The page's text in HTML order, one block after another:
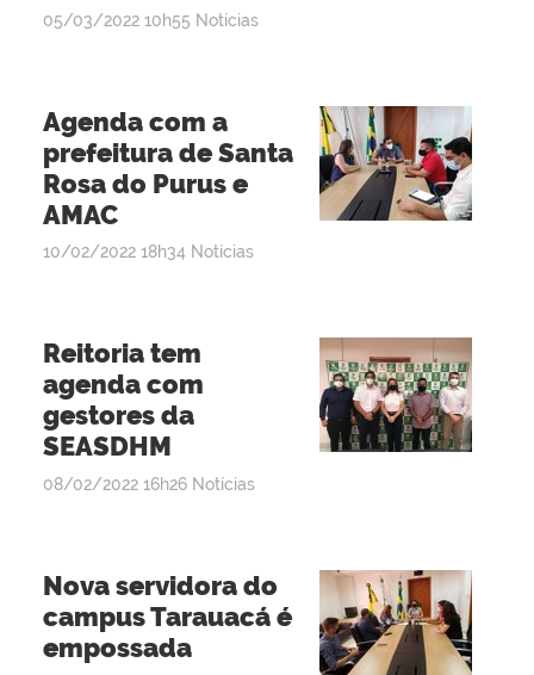
por
publicado
05/03/2022 10h55 Notícias
Agenda com a
prefeitura de Santa
Rosa do Purus e
AMAC
por
publicado
10/02/2022 18h34 Notícias
Reitoria tem
agenda com
gestores da
SEASDHM
por
publicado
08/02/2022 16h26 Notícias
Nova servidora do
campus Tarauacá é
empossada